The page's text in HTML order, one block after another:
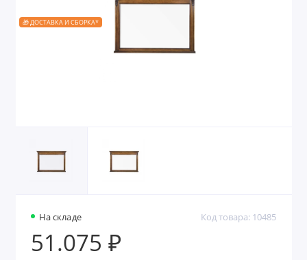
🎁 ДОСТАВКА И СБОРКА*
На складе Код товара: 10485
51.075 ₽